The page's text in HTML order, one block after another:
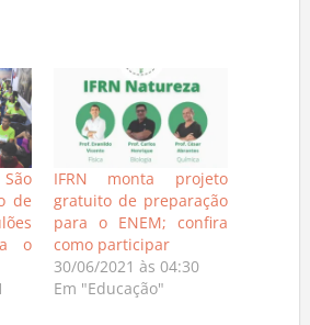
de
o
IFRN monta projeto
gratuito de preparação
para o ENEM; confira
como participar
30/06/2021 às 04:30
Em "Educação"